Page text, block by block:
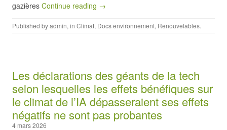
gazières Continue reading →
Published byadmin, in Climat, Docs environnement, Renouvelables.
Les déclarations des géants de la tech
selon lesquelles les effets bénéfiques sur
le climat de l’IA dépasseraient ses effets
négatifs ne sont pas probantes
4 mars 2026